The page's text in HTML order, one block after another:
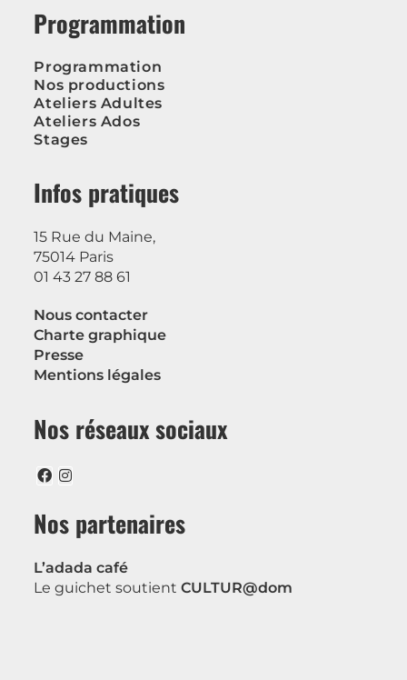
Programmation
Programmation
Nos productions
Ateliers Adultes
Ateliers Ados
Stages
Infos pratiques
15 Rue du Maine,
75014 Paris
01 43 27 88 61
Nous contacter
Charte graphique
Presse
Mentions légales
Nos réseaux sociaux
Nos partenaires
L’adada café
Le guichet soutientCULTUR@dom